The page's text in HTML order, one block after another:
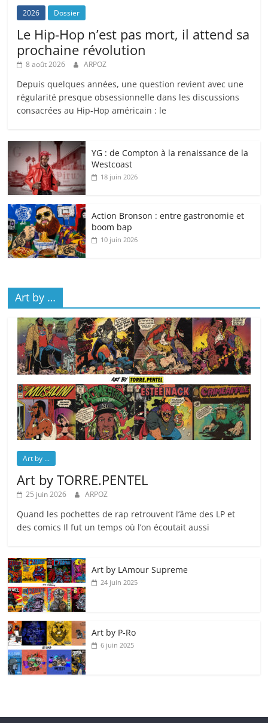
2026 Dossier
Le Hip-Hop n’est pas mort, il attend sa
prochaine révolution
8 août 2026 ARPOZ
Depuis quelques années, une question revient avec une
régularité presque obsessionnelle dans les discussions
consacrées au Hip-Hop américain : le
YG : de Compton à la renaissance de la
Westcoast
18 juin 2026
Action Bronson : entre gastronomie et
boom bap
10 juin 2026
Art by …
Art by ...
Art by TORRE.PENTEL
25 juin 2026 ARPOZ
Quand les pochettes de rap retrouvent l’âme des LP et
des comics Il fut un temps où l’on écoutait aussi
Art by LAmour Supreme
24 juin 2025
Art by P‑Ro
6 juin 2025